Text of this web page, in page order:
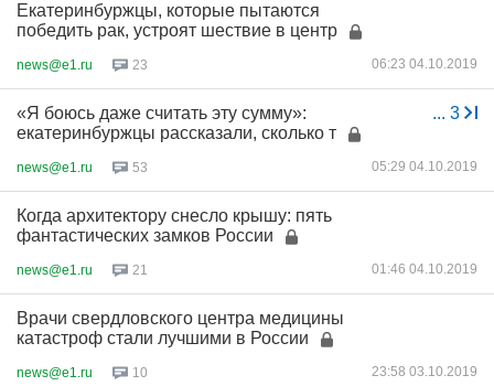
Екатеринбуржцы, которые пытаются
победить рак, устроят шествие в центр
news@e1.ru 23 06:23 04.10.2019
... 3
«Я боюсь даже считать эту сумму»:
екатеринбуржцы рассказали, сколько т
news@e1.ru 53 05:29 04.10.2019
Когда архитектору снесло крышу: пять
фантастических замков России
news@e1.ru 21 01:46 04.10.2019
Врачи свердловского центра медицины
катастроф стали лучшими в России
news@e1.ru 10 23:58 03.10.2019